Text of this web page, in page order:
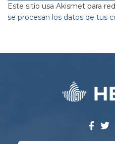
Este sitio usa Akismet para
se procesan los datos de tus